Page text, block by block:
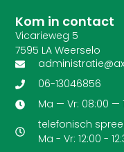
Kom in contact
Vicarieweg 5
7595 LA Weerselo
06-13046856
Ma — Vr: 08:00 —
telefonisch
Ma - Vr: 12:00 -